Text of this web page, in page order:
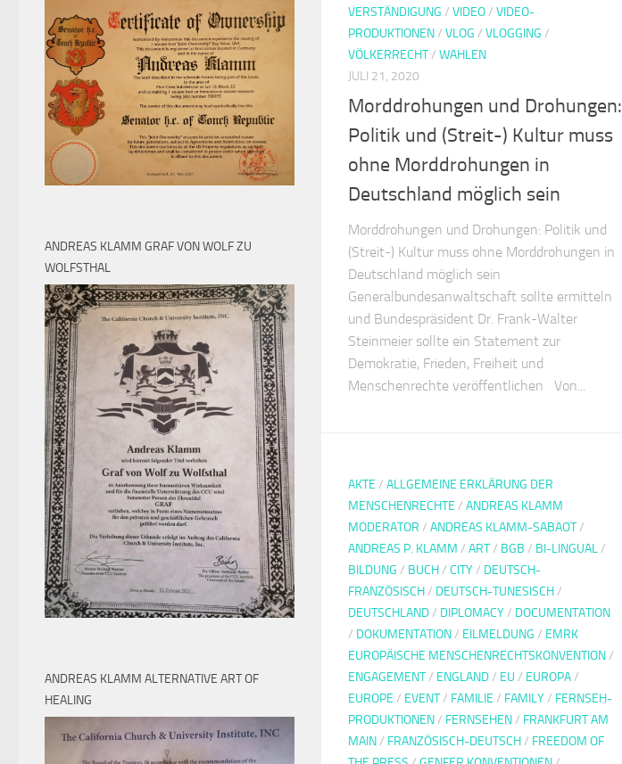
VERSTÄNDIGUNG / VIDEO/ VIDEO-
PRODUKTIONEN/ VLOG / VLOGGING /
VÖLKERRECHT/ WAHLEN
JULI 21, 2020
Morddrohungen und Drohungen:
Politik und (Streit-) Kultur muss
ohne Morddrohungen in
Deutschland möglich sein
Morddrohungen und Drohungen: Politik und
(Streit-) Kultur muss ohne Morddrohungen in
Deutschland möglich sein
Generalbundesanwaltschaft sollte ermitteln
und Bundespräsident Dr. Frank-Walter
Steinmeier sollte ein Statement zur
Demokratie, Frieden, Freiheit und
Menschenrechte veröffentlichen Von...
AKTE / ALLGEMEINE ERKLÄRUNG DER
MENSCHENRECHTE / ANDREAS KLAMM
MODERATOR / ANDREAS KLAMM-SABAOT/
ANDREAS P. KLAMM / ART/ BGB / BI-LINGUAL/
BILDUNG / BUCH/ CITY/ DEUTSCH-
FRANZÖSISCH/ DEUTSCH-TUNESISCH/
DEUTSCHLAND/ DIPLOMACY/ DOCUMENTATION
/ DOKUMENTATION/ EILMELDUNG / EMRK
EUROPÄISCHE MENSCHENRECHTSKONVENTION/
ENGAGEMENT/ ENGLAND/ EU / EUROPA/
EUROPE / EVENT/ FAMILIE / FAMILY/ FERNSEH-
PRODUKTIONEN/ FERNSEHEN/ FRANKFURT AM
MAIN/ FRANZÖSISCH-DEUTSCH/ FREEDOM OF
ANDREAS KLAMM GRAF VON WOLF ZU
WOLFSTHAL
ANDREAS KLAMM ALTERNATIVE ART OF
HEALING